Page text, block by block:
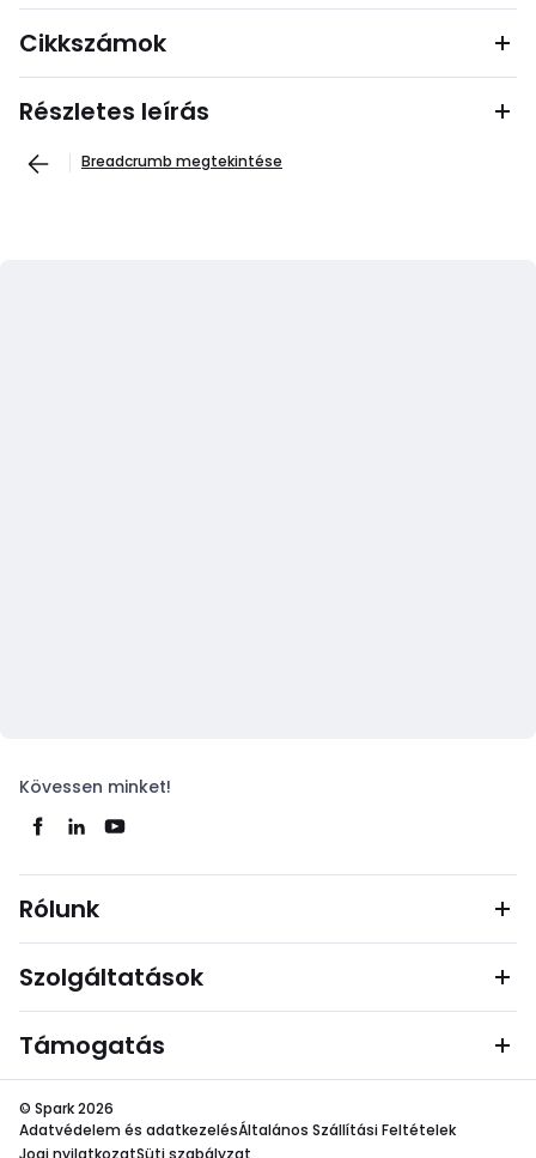
Cikkszámok
Részletes leírás
Breadcrumb megtekintése
Kövessen minket!
Rólunk
Szolgáltatások
Támogatás
© Spark 2026
Adatvédelem és adatkezelésÁltalános Szállítási Feltételek
Jogi nyilatkozatSüti szabályzat